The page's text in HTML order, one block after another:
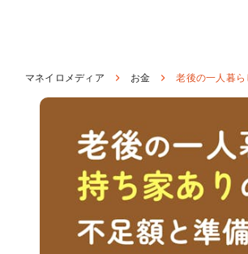
マネイロメディア お金 老後の一人暮